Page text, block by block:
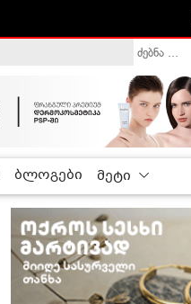
ბლოგები მეტი